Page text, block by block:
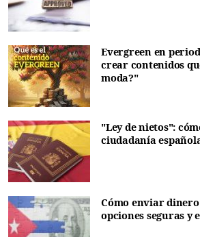
Evergreen en
crear contenidos
moda?"
"Ley de nietos":
ciudadanía
Cómo enviar dinero
opciones seguras y